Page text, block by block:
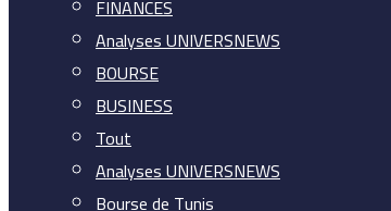
FINANCES
Analyses UNIVERSNEWS
BOURSE
BUSINESS
Tout
Analyses UNIVERSNEWS
Bourse de Tunis